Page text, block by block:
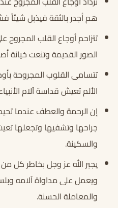
هم أجدر بالثقة فيذبل شيئاً
تتزاحم أوجاع القلب
الصور القديمة وتنعت خيانة
تتسامى القلوب المجروحة
الألم تعيش قداسة آلام
إن الرحمة والعطف عندما
جراحها وتشفيها وتجعلها
والسكينة.
يجبر الله عز وجل بخاطر كل
ويعمل على مداواة آلامه
والمعاملة الحسنة.